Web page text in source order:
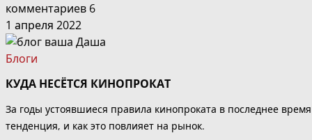
комментариев 6
1 апреля 2022
Блоги
КУДА НЕСЁТСЯ КИНОПРОКАТ
За годы устоявшиеся правила кинопроката в последнее
тенденция, и как это повлияет на рынок.